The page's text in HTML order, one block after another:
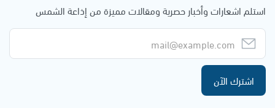
استلم اشعارات وأخبار حصرية ومقالات مميزة من إذاعة الشمس
اشترك الآن